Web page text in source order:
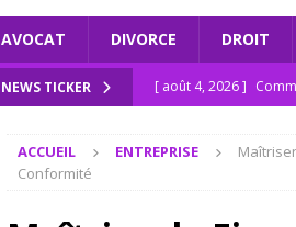
AVOCAT DIVORCE DROIT
NEWS TICKER [ août 4, 2026 ]
[ juillet 31, 2026 ] Les
ACCUEIL ENTREPRISE
Conformité